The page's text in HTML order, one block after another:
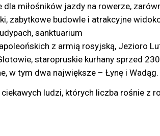
miłośników jazdy na rowerze,
zabytkowe budowle i atrakcyjne
sanktuarium
z armią rosyjską, Jezioro
staropruskie kurhany sprzed
w tym dwa największe – Łynę i Wadąg.
ludzi, których liczba rośnie z